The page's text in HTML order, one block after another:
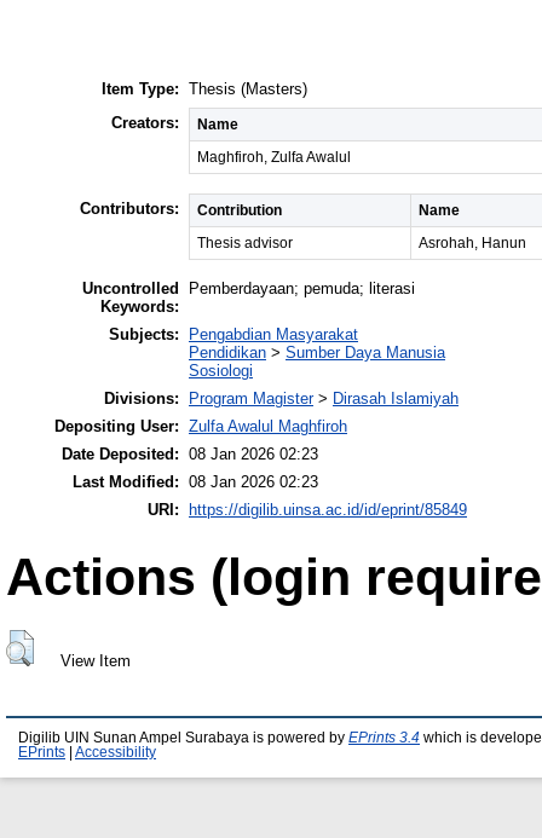
Item Type: Thesis (Masters)
Creators:
Name
Maghfiroh, Zulfa Awalul
Contributors: Contribution
Name
Thesis advisor
Asrohah, Hanun
Uncontrolled
Keywords:
Pemberdayaan; pemuda; literasi
Subjects:
Pengabdian Masyarakat
Pendidikan > Sumber Daya Manusia
Sosiologi
Divisions:
Program Magister> Dirasah Islamiyah
Depositing User: Zulfa Awalul Maghfiroh
Date Deposited: 08 Jan 2026 02:23
Last Modified: 08 Jan 2026 02:23
URI:
https://digilib.uinsa.ac.id/id/eprint/85849
Actions (login
View Item
Digilib UIN Sunan Ampel Surabaya is powered by EPrints 3.4 which is
EPrints
Accessibility